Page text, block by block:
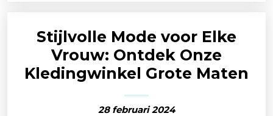
Stijlvolle Mode voor Elke
Vrouw: Ontdek Onze
Kledingwinkel Grote Maten
28 februari 2024